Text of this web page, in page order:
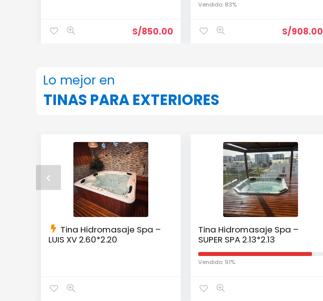
S/850.00
Vendido: 83%
S/908.00
Lo mejor en
TINAS PARA EXTERIORES
Tina Hidromasaje Spa –
LUIS XV 2.60*2.20
Tina Hidromasaje Spa –
SUPER SPA 2.13*2.13
Vendido: 91%